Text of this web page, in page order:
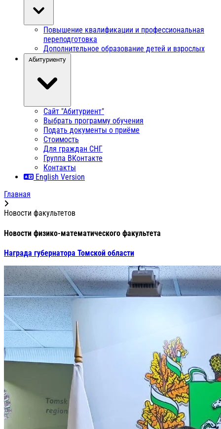
Повышение квалификации и профессиональная
переподготовка
Дополнительное образование детей и взрослых
Абитуриенту
Сайт "Абитуриент"
Выбрать программу обучения
Подать документы о приёме
Стоимость
Для граждан СНГ
Группа ВКонтакте
Контакты
English Version
Главная
Новости факультетов
Новости физико-математического факультета
Награда губернатора Томской области